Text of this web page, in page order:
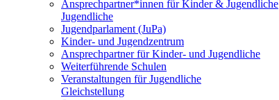
Ansprechpartner*innen für Kinder & Jugendliche
Jugendliche
Jugendparlament (JuPa)
Kinder- und Jugendzentrum
Ansprechpartner für Kinder- und Jugendliche
Weiterführende Schulen
Veranstaltungen für Jugendliche
Gleichstellung